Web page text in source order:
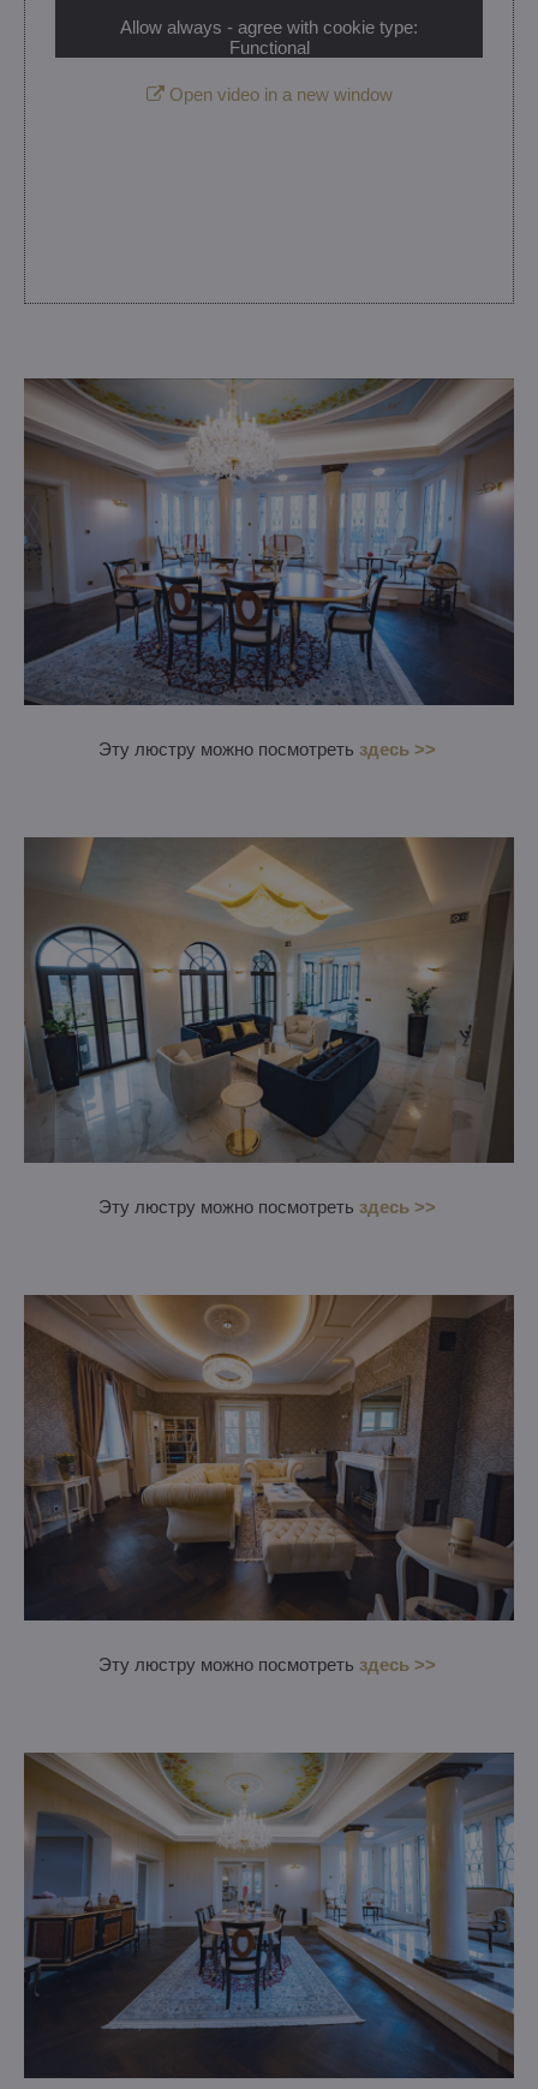
Allow always - agree with cookie type:
Functional
Open video in a new window
Эту люстру можно посмотреть здесь >>
Эту люстру можно посмотреть здесь >>
Эту люстру можно посмотреть здесь >>